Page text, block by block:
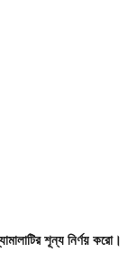
শূন্য নির্ণয় করো।